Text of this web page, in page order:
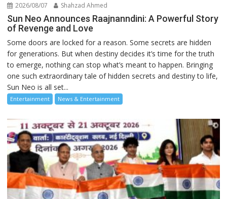
2026/08/07 Shahzad Ahmed
Sun Neo Announces Raajnanndini: A Powerful Story
of Revenge and Love
Some doors are locked for a reason. Some secrets are hidden
for generations. But when destiny decides it’s time for the truth
to emerge, nothing can stop what’s meant to happen. Bringing
one such extraordinary tale of hidden secrets and destiny to life,
Sun Neo is all set...
Entertainment News & Entertainment